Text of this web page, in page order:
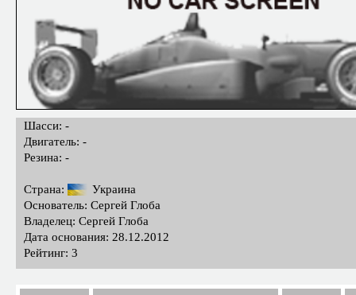
Шасси: -
Двигатель: -
Резина: -
Страна:
Украина
Основатель: Сергей Глоба
Владелец: Сергей Глоба
Дата основания: 28.12.2012
Рейтинг: 3